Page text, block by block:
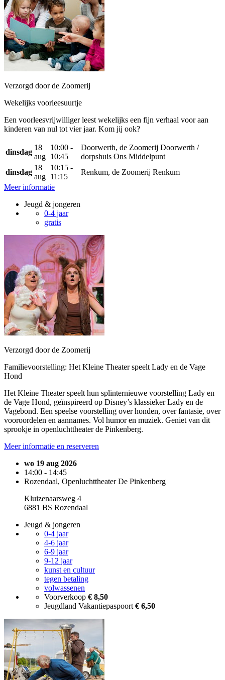
Verzorgd door de Zoomerij
Wekelijks voorleesuurtje
Een voorleesvrijwilliger leest wekelijks een fijn verhaal voor aan
kinderen van nul tot vier jaar. Kom jij ook?
dinsdag
18
aug
10:00 -
10:45
Doorwerth, de Zoomerij Doorwerth /
dorpshuis Ons Middelpunt
dinsdag
18
aug
10:15 -
11:15
Renkum, de Zoomerij Renkum
Meer informatie
Jeugd & jongeren
0-4 jaar
gratis
Verzorgd door de Zoomerij
Familievoorstelling: Het Kleine Theater speelt Lady en de Vage
Hond
Het Kleine Theater speelt hun splinternieuwe voorstelling Lady en
de Vage Hond, geïnspireerd op Disney’s klassieker Lady en de
Vagebond. Een speelse voorstelling over honden, over fantasie, over
vooroordelen en aannames. Vol humor en muziek. Geniet van dit
sprookje in openluchttheater de Pinkenberg.
Meer informatie en reserveren
wo 19 aug 2026
14:00 - 14:45
Rozendaal, Openluchttheater De Pinkenberg
Kluizenaarsweg 4
6881 BS Rozendaal
Jeugd & jongeren
0-4 jaar
4-6 jaar
6-9 jaar
9-12 jaar
kunst en cultuur
tegen betaling
volwassenen
Voorverkoop € 8,50
Jeugdland Vakantiepaspoort € 6,50